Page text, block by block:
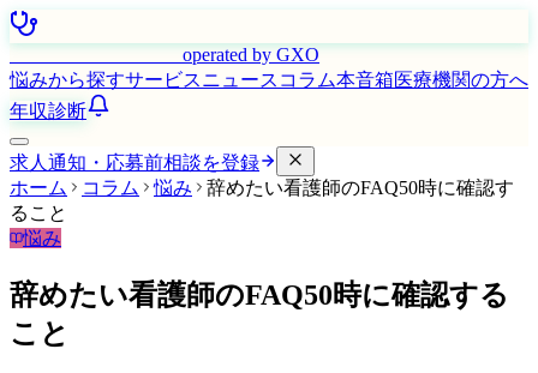
operated by GXO
悩みから探すサービスニュース コラム本音箱医療機関の方へ
年収診断
求人通知・応募前相談を登録
ホーム
コラム 悩み
辞めたい看護師のFAQ50時に確認す
ること
悩み
辞めたい看護師のFAQ50時に確認する
こと